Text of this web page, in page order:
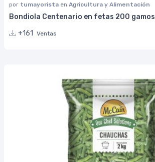
por tumayorista en Agricultura y Alimentación
Bondiola Centenario en fetas 200 gamos
+161
Ventas